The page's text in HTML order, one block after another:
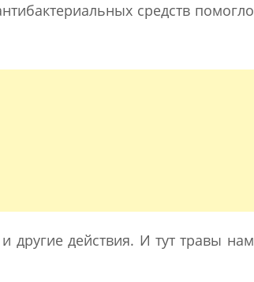
средств помогло
действия. И тут травы нам